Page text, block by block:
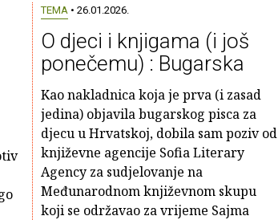
TEMA• 26.01.2026.
O djeci i knjigama (i još
ponečemu) : Bugarska
Kao nakladnica koja je prva (i zasad
jedina) objavila bugarskog pisca za
djecu u Hrvatskoj, dobila sam poziv od
književne agencije Sofia Literary
Agency za sudjelovanje na
Međunarodnom književnom skupu
koji se održavao za vrijeme Sajma